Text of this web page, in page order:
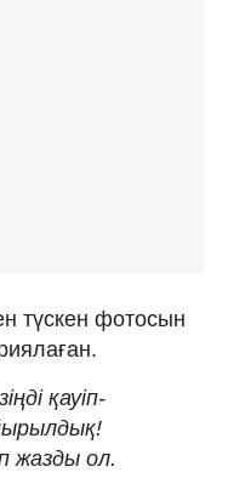
түскен фотосын
қауіп-
жазды ол.